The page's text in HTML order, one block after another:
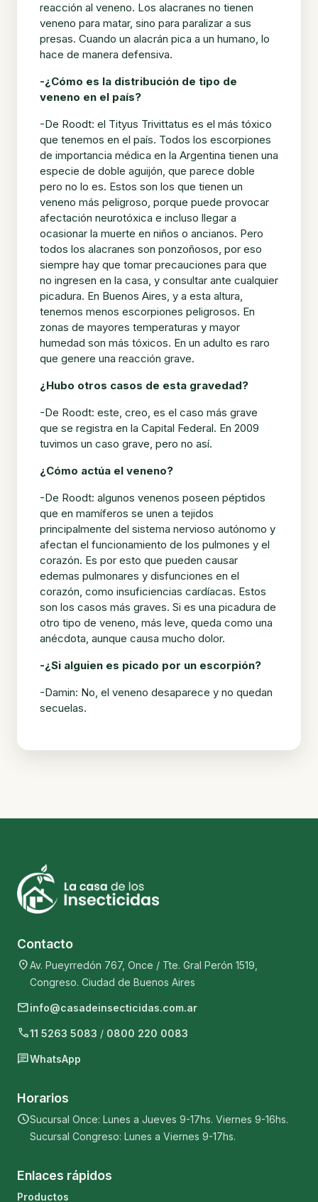
reacción al veneno. Los alacranes no tienen
veneno para matar, sino para paralizar a sus
presas. Cuando un alacrán pica a un humano, lo
hace de manera defensiva.
-¿Cómo es la distribución de tipo de
veneno en el país?
-De Roodt: el Tityus Trivittatus es el más tóxico
que tenemos en el país. Todos los escorpiones
de importancia médica en la Argentina tienen una
especie de doble aguijón, que parece doble
pero no lo es. Estos son los que tienen un
veneno más peligroso, porque puede provocar
afectación neurotóxica e incluso llegar a
ocasionar la muerte en niños o ancianos. Pero
todos los alacranes son ponzoñosos, por eso
siempre hay que tomar precauciones para que
no ingresen en la casa, y consultar ante cualquier
picadura. En Buenos Aires, y a esta altura,
tenemos menos escorpiones peligrosos. En
zonas de mayores temperaturas y mayor
humedad son más tóxicos. En un adulto es raro
que genere una reacción grave.
¿Hubo otros casos de esta gravedad?
-De Roodt: este, creo, es el caso más grave
que se registra en la Capital Federal. En 2009
tuvimos un caso grave, pero no así.
¿Cómo actúa el veneno?
-De Roodt: algunos venenos poseen péptidos
que en mamíferos se unen a tejidos
principalmente del sistema nervioso autónomo y
afectan el funcionamiento de los pulmones y el
corazón. Es por esto que pueden causar
edemas pulmonares y disfunciones en el
corazón, como insuficiencias cardíacas. Estos
son los casos más graves. Si es una picadura de
otro tipo de veneno, más leve, queda como una
anécdota, aunque causa mucho dolor.
-¿Si alguien es picado por un escorpión?
-Damin: No, el veneno desaparece y no quedan
secuelas.
Contacto
location_onAv. Pueyrredón 767, Once / Tte. Gral Perón 1519,
Congreso. Ciudad de Buenos Aires
mailinfo@casadeinsecticidas.com.ar
phone11 5263 5083 / 0800 220 0083
chatWhatsApp
Horarios
scheduleSucursal Once: Lunes a Jueves 9-17hs. Viernes 9-16hs.
Sucursal Congreso: Lunes a Viernes 9-17hs.
Enlaces rápidos
Productos